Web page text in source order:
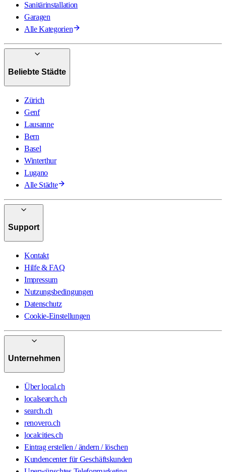
Sanitärinstallation
Garagen
Alle Kategorien
Beliebte Städte
Zürich
Genf
Lausanne
Bern
Basel
Winterthur
Lugano
Alle Städte
Support
Kontakt
Hilfe & FAQ
Impressum
Nutzungsbedingungen
Datenschutz
Cookie-Einstellungen
Unternehmen
Über local.ch
localsearch.ch
search.ch
renovero.ch
localcities.ch
Eintrag erstellen / ändern / löschen
Kundencenter für Geschäftskunden